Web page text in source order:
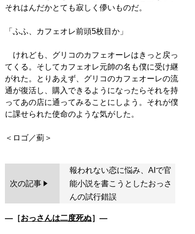
それはんだかとても寂しく儚いものだ。
「ふふ、カフェオレ前頭5枚目か」
けれども、グリコのカフェオーレはきっと戻っ
てくる。そしてカフェオレ元帥の名も僕に受け継
がれた。とりあえず、グリコのカフェオーレの流
通が復活し、購入できるようになったらそれを持
ってあの店に通ってみることにしよう。それが僕
に課せられた使命のような気がした。
次の記事
報われない恋に悩み、AIで官
能小説を書こうとしたおっさ
んの試行錯誤
―［おっさんは二度死ぬ］―